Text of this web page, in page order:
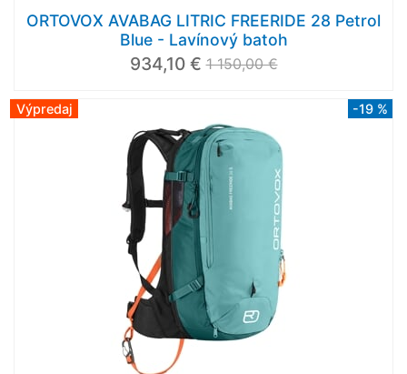
ORTOVOX AVABAG LITRIC FREERIDE 28 Petrol
Blue - Lavínový batoh
934,10 € 1 150,00 €
Výpredaj -19 %